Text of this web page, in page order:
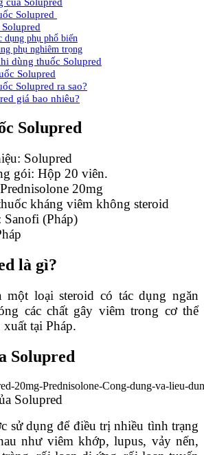
Solupred
dụng phụ phổ biến
phụ nghiêm trọng
dùng thuốc Solupred
Solupred
Solupred ra sao?
giá bao nhiêu?
Solupred
Solupred
gói: Hộp 20 viên.
20mg
kháng viêm không steroid
Sanofi (Pháp)
là gì?
một loại steroid có tác dụng ngăn
các chất gây viêm trong cơ thể
tại Pháp.
Solupred
Solupred
sử dụng để điều trị nhiều tình trạng
như viêm khớp, lupus, vảy nến,